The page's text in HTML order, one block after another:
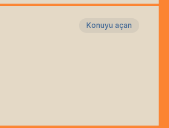
Konuyu açan